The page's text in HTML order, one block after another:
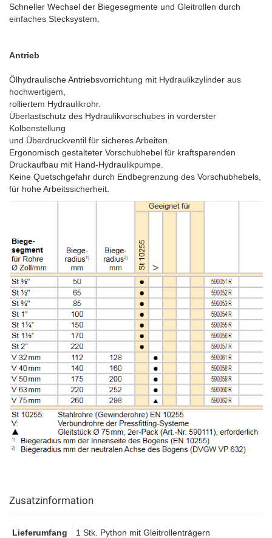
Schneller Wechsel der Biegesegmente und Gleitrollen durch
einfaches Stecksystem.
Antrieb
Ölhydraulische Antriebsvorrichtung mit Hydraulikzylinder aus
hochwertigem,
rolliertem Hydraulikrohr.
Überlastschutz des Hydraulikvorschubes in vorderster
Kolbenstellung
und Überdruckventil für sicheres Arbeiten.
Ergonomisch gestalteter Vorschubhebel für kraftsparenden
Druckaufbau mit Hand-Hydraulikpumpe.
Keine Quetschgefahr durch Endbegrenzung des Vorschubhebels,
für hohe Arbeitssicherheit.
Zusatzinformation
Lieferumfang
1 Stk. Python mit Gleitrollenträgern